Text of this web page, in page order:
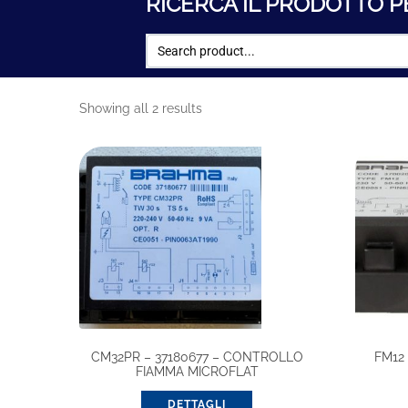
Showing all 2 results
CM32PR – 37180677 – CONTROLLO
FIAMMA MICROFLAT
DETTAGLI